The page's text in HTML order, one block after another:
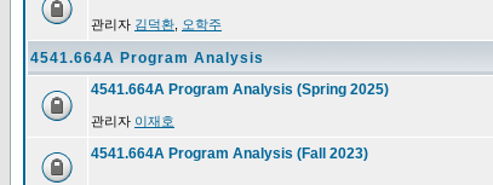
관리자 김덕환 오학주
4541.664A Program Analysis
4541.664A Program Analysis (Spring 2025)
관리자 이재호
4541.664A Program Analysis (Fall 2023)